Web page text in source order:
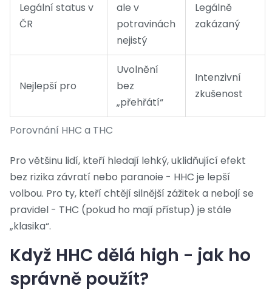
Porovnání HHC a THC
Legální status v
ČR
ale v
potravinách
nejistý
Legálně
zakázaný
Nejlepší pro
Uvolnění
bez
„přehřátí“
Intenzivní
zkušenost
Pro většinu lidí, kteří hledají lehký, uklidňující efekt
bez rizika závratí nebo paranoie - HHC je lepší
volbou. Pro ty, kteří chtějí silnější zážitek a nebojí se
pravidel - THC (pokud ho mají přístup) je stále
„klasika“.
Když HHC dělá high - jak ho
správně použít?